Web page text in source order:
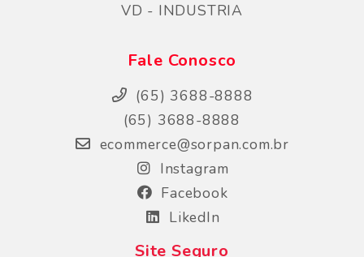
VD - INDUSTRIA
Fale Conosco
(65) 3688-8888
(65) 3688-8888
ecommerce@sorpan.com.br
Instagram
Facebook
LikedIn
Site Seguro